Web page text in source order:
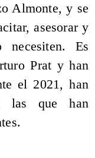
Almonte, y se
asesorar y
Es
Prat y han
el 2021, han
las que han